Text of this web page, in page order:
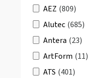
AEZ (809)
Alutec (685)
Antera (23)
ArtForm (11)
ATS (401)